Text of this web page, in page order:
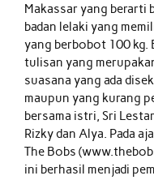
Makassar yang berarti
badan lelaki yang
yang berbobot 100 kg.
tulisan yang
suasana yang ada
maupun yang kurang
bersama istri, Sri
Rizky dan Alya. Pada
The Bobs
ini berhasil menjadi